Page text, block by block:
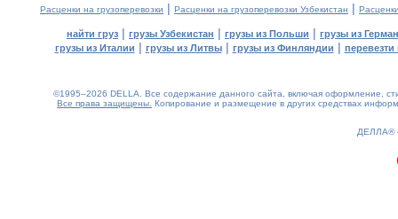
Расценки на грузоперевозки | Расценки на грузоперевозки Узбекистан |
найти груз | грузы Узбекистан | грузы из Польши | грузы из
грузы из Италии | грузы из Литвы| грузы из Финляндии | перевезти
©1995–2026 DELLA. Все содержание данного сайта, включая оформление,
Все права защищены. Копирование и размещение в других средствах